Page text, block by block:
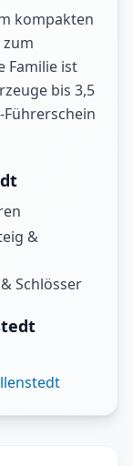
kompakten
Familie ist
bis 3,5
&
Schlösser